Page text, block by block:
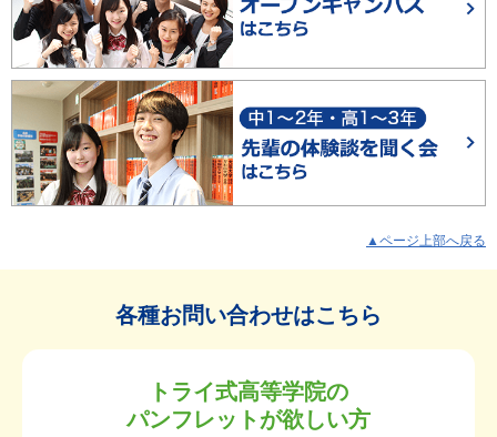
▲ページ上部へ戻る
各種お問い合わせはこちら
トライ式高等学院の
パンフレットが欲しい方